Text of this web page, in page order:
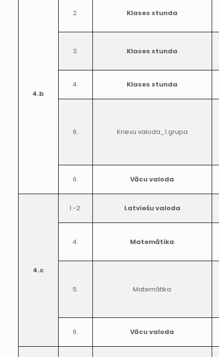
4.b
2. Klases stunda
3. Klases stunda
4. Klases stunda
6. Krievu valoda_1.grupa
6. Vācu valoda
4.c
1.-2. Latviešu valoda
4. Matemātika
5. Matemātika
6. Vācu valoda